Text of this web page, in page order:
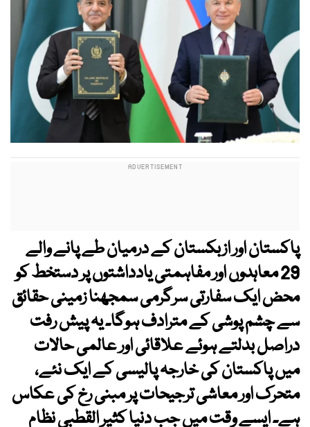
پاکستان اور ازبکستان کے درمیان طے پانے والے
29 معاہدوں اور مفاہمتی یادداشتوں پر دستخط کو
محض ایک سفارتی سرگرمی سمجھنا زمینی حقائق
سے چشم پوشی کے مترادف ہوگا۔ یہ پیش رفت
دراصل بدلتے ہوئے علاقائی اور عالمی حالات
میں پاکستان کی خارجہ پالیسی کے ایک نئے،
متحرک اور معاشی ترجیحات پر مبنی رخ کی عکاس
ہے۔ ایسے وقت میں جب دنیا کثیر القطبی نظام